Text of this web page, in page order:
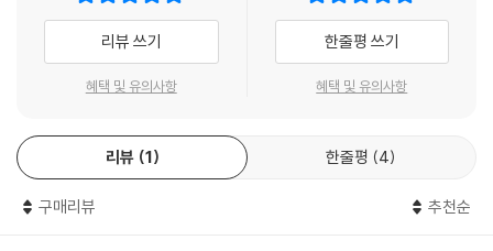
리뷰 쓰기
혜택 및 유의사항
한줄평 쓰기
혜택 및 유의사항
리뷰 1 한줄평 4
구매리뷰 추천순